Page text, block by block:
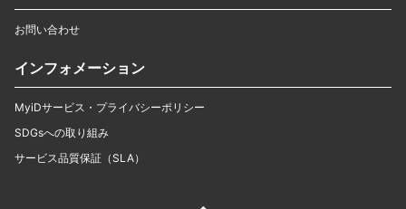
お問い合わせ
インフォメーション
MyiDサービス・プライバシーポリシー
SDGsへの取り組み
サービス品質保証（SLA）